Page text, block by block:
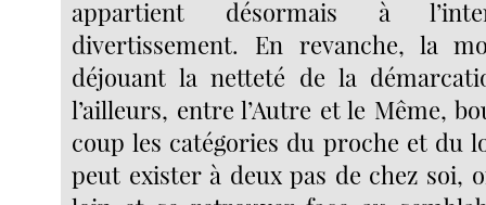
appartient désormais à
divertissement. En revanche, la
déjouant la netteté de la
l’ailleurs, entre l’Autre et le Même,
coup les catégories du proche et du
peut exister à deux pas de chez soi,